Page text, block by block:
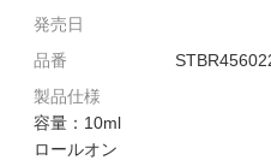
発売日
品番
製品仕様
容量：10ml
ロールオン